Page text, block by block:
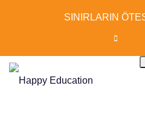
SINIRLARIN